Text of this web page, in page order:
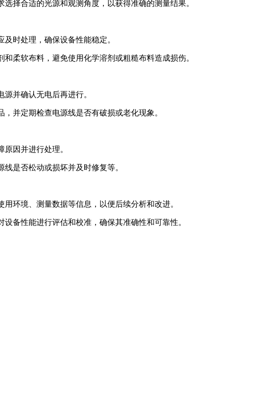
择合适的光源和观测角度，以获得准确的测量结果。
时处理，确保设备性能稳定。
柔软布料，避免使用化学溶剂或粗糙布料造成损伤。
并确认无电后再进行。
并定期检查电源线是否有破损或老化现象。
因并进行处理。
是否松动或损坏并及时修复等。
环境、测量数据等信息，以便后续分析和改进。
备性能进行评估和校准，确保其准确性和可靠性。